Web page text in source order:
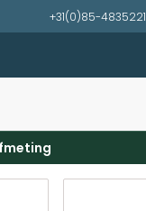
+31(0)85-4835221